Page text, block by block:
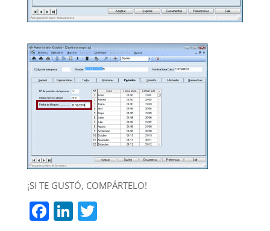
¡SI TE GUSTÓ, COMPÁRTELO!
F Li T